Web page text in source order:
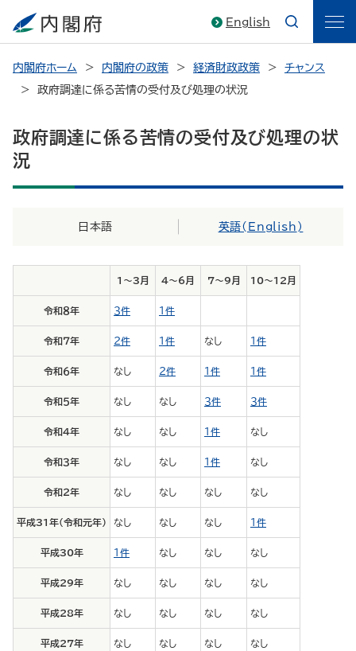
English
内閣府ホーム 内閣府の政策 経済財政政策
チャンス
政府調達に係る苦情の受付及び処理の状況
政府調達に係る苦情の受付及び処理の状
況
日本語 英語( English )
1～3月 4～6月 7～9月 10～12月
令和８年 ３件 １件
令和７年 ２件 １件 なし １件
令和６年 なし ２件 １件 １件
令和５年 なし なし ３件 ３件
令和４年 なし なし １件 なし
令和３年 なし なし １件 なし
令和２年 なし なし なし なし
平成31年（令和元年） なし なし なし １件
平成30年 １件 なし なし なし
平成29年 なし なし なし なし
平成28年 なし なし なし なし
平成27年 なし なし なし なし